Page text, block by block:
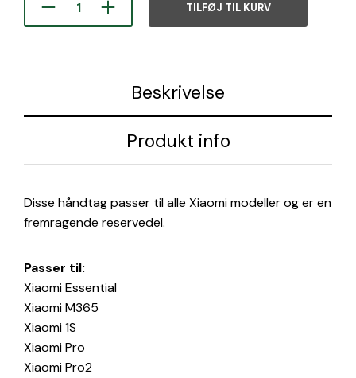
TILFØJ TIL KURV
Beskrivelse
Produkt info
Disse håndtag passer til alle Xiaomi modeller og er en
fremragende reservedel.
Passer til:
Xiaomi Essential
Xiaomi M365
Xiaomi 1S
Xiaomi Pro
Xiaomi Pro2